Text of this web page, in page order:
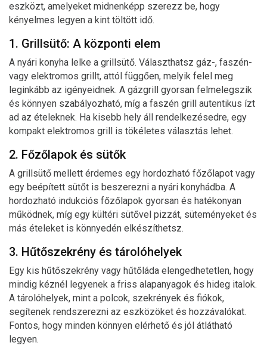
eszközt, amelyeket midnenképp szerezz be, hogy
kényelmes legyen a kint töltött idő.
1. Grillsütő: A központi elem
A nyári konyha lelke a grillsütő. Választhatsz gáz-, faszén-
vagy elektromos grillt, attól függően, melyik felel meg
leginkább az igényeidnek. A gázgrill gyorsan felmelegszik
és könnyen szabályozható, míg a faszén grill autentikus ízt
ad az ételeknek. Ha kisebb hely áll rendelkezésedre, egy
kompakt elektromos grill is tökéletes választás lehet.
2. Főzőlapok és sütők
A grillsütő mellett érdemes egy hordozható főzőlapot vagy
egy beépített sütőt is beszerezni a nyári konyhádba. A
hordozható indukciós főzőlapok gyorsan és hatékonyan
működnek, míg egy kültéri sütővel pizzát, süteményeket és
más ételeket is könnyedén elkészíthetsz.
3. Hűtőszekrény és tárolóhelyek
Egy kis hűtőszekrény vagy hűtőláda elengedhetetlen, hogy
mindig kéznél legyenek a friss alapanyagok és hideg italok.
A tárolóhelyek, mint a polcok, szekrények és fiókok,
segítenek rendszerezni az eszközöket és hozzávalókat.
Fontos, hogy minden könnyen elérhető és jól átlátható
legyen.